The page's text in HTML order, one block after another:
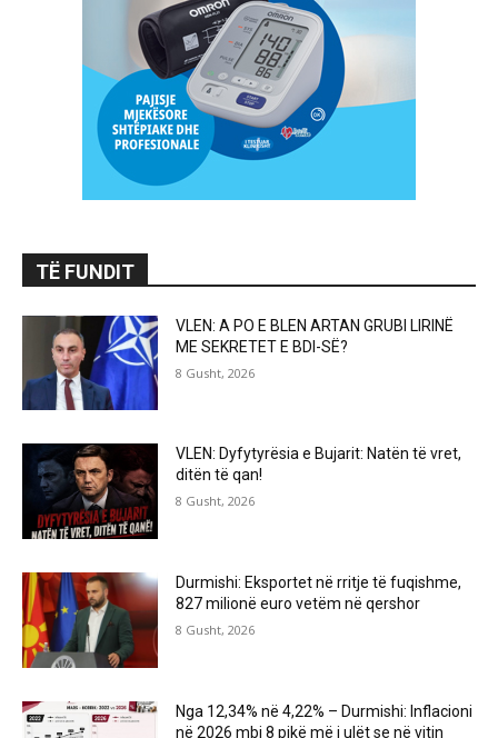
TË FUNDIT
VLEN: A PO E BLEN ARTAN GRUBI LIRINË
ME SEKRETET E BDI-SË?
8 Gusht, 2026
VLEN: Dyfytyrësia e Bujarit: Natën të vret,
ditën të qan!
8 Gusht, 2026
Durmishi: Eksportet në rritje të fuqishme,
827 milionë euro vetëm në qershor
8 Gusht, 2026
Nga 12,34% në 4,22% – Durmishi: Inflacioni
në 2026 mbi 8 pikë më i ulët se në vitin